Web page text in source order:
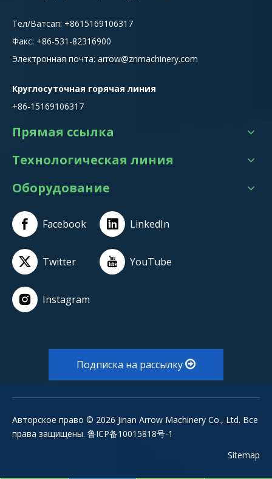
Тел/Ватсап: +8615169106317
Факс: +86-531-82316900
Электронная почта: arrow@znmachinery.com
Круглосуточная горячая линия
+86-15169106317
Прямая ссылка
Технологическая линия
Оборудование
Facebook LinkedIn
Twitter YouTube
Instagram
Подписка на рассылку
Авторское право © 2026 Jinan Arrow Machinery Co., Ltd. Все
права защищены. 鲁ICP备10015818号-1
Sitemap